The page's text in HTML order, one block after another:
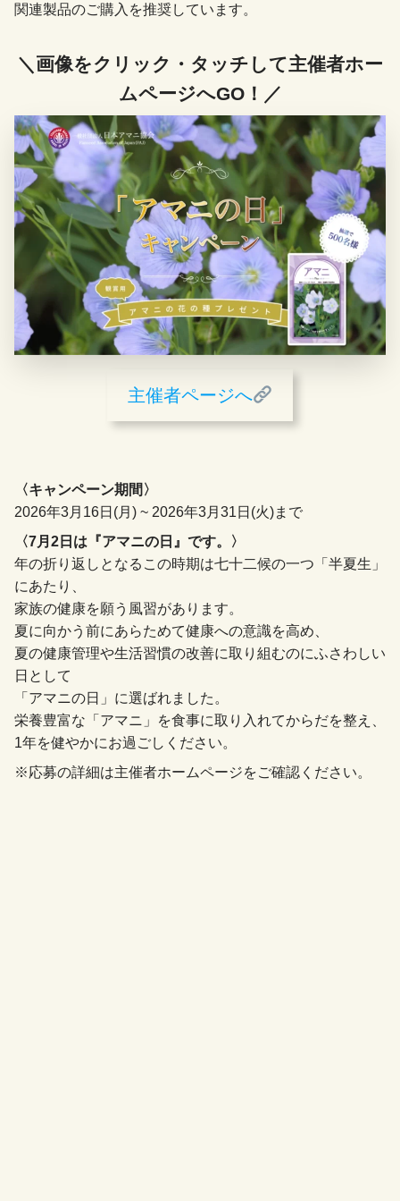
関連製品のご購入を推奨しています。
＼画像をクリック・タッチして主催者ホー
ムページへGO！／
主催者ページへ
〈キャンペーン期間〉
2026年3月16日(月) ~ 2026年3月31日(火)まで
〈7月2日は『アマニの日』です。〉
年の折り返しとなるこの時期は七十二候の一つ「半夏生」
にあたり、
家族の健康を願う風習があります。
夏に向かう前にあらためて健康への意識を高め、
夏の健康管理や生活習慣の改善に取り組むのにふさわしい
日として
「アマニの日」に選ばれました。
栄養豊富な「アマニ」を食事に取り入れてからだを整え、
1年を健やかにお過ごしください。
※応募の詳細は主催者ホームページをご確認ください。